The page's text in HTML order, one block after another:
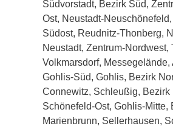
Südvorstadt, Bezirk Süd,
Ost, Neustadt-
Südost, Reudnitz-Thonberg,
Neustadt, Zentrum-Nordwest,
Volkmarsdorf, Messegelände,
Gohlis-Süd, Gohlis, Bezirk
Connewitz, Schleußig, Bezirk
Schönefeld-Ost, Gohlis-Mitte,
Marienbrunn, Sellerhausen,